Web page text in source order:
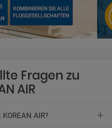
Fragen zu
AIR
AIR?